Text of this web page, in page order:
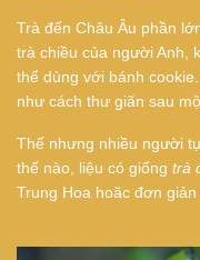
Trà đến Châu Âu phần
trà chiều của người Anh,
thể dùng với bánh
như cách thư giãn sau
Thế nhưng nhiều người
thế nào, liệu có giống trà
Trung Hoa hoăc đơn